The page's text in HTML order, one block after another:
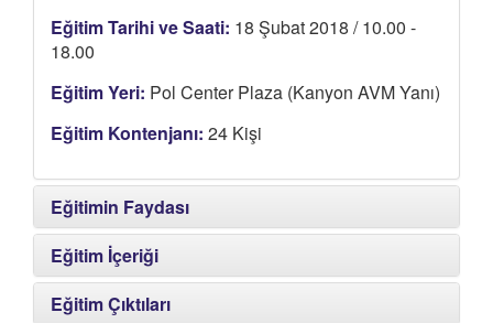
Eğitim Tarihi ve Saati: 18 Şubat 2018 / 10.00 -
18.00
Eğitim Yeri: Pol Center Plaza (Kanyon AVM Yanı)
Eğitim Kontenjanı: 24 Kişi
Eğitimin Faydası
Eğitim İçeriği
Eğitim Çıktıları